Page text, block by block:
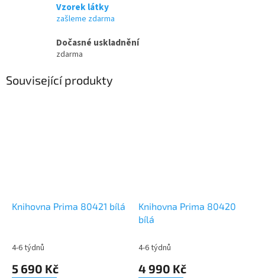
Vzorek látky
zašleme zdarma
Dočasné uskladnění
zdarma
Související produkty
Knihovna Prima 80421 bílá
4-6 týdnů
5 690 Kč
Knihovna Prima 80420
bílá
4-6 týdnů
4 990 Kč